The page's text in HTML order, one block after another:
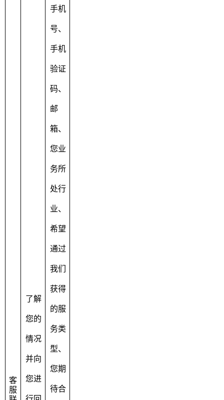
客
服
了解
您的
情况
并向
您进
手机
号、
手机
验证
码、
邮
箱、
您业
务所
处行
业、
希望
通过
我们
获得
的服
务类
型、
您期
待合